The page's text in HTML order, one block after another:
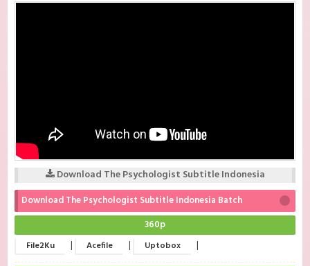
Download The Psychologist Subtitle Indonesia
Download The Psychologist Subtitle Indonesia Batch
360p
File2Ku | Acefile | Uptobox |